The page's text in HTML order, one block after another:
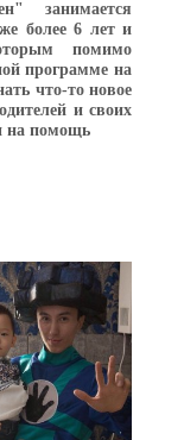
занимается
более 6 лет и
помимо
программе на
что-то новое
и своих
на помощь